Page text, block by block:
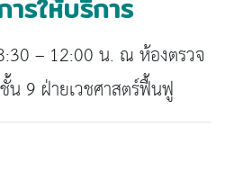
ารให้บริการ
– 12:00 น. ณ ห้องตรวจ
น 9 ฝ่ายเวชศาสตร์ฟื้นฟู